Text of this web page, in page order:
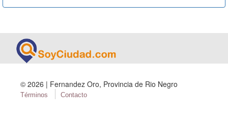
© 2026 | Fernandez Oro, Provincia de Rio Negro
Términos Contacto